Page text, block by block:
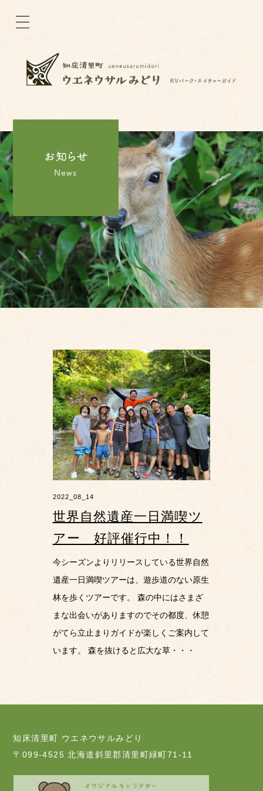
2022_08_14
世界自然遺産一日満喫ツ
アー 好評催行中！！
今シーズンよりリリースしている世界自然
遺産一日満喫ツアーは、遊歩道のない原生
林を歩くツアーです。 森の中にはさまざ
まな出会いがありますのでその都度、休憩
がてら立止まりガイドが楽しくご案内して
います。 森を抜けると広大な草・・・
知床清里町 ウエネウサルみどり
〒099-4525 北海道斜里郡清里町緑町71-11